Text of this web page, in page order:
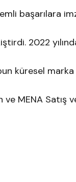
başarılara
2022
küresel
MENA Satış